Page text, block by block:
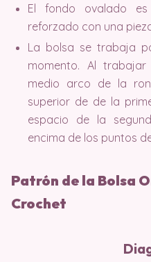
El fondo ovalado
reforzado con una
La bolsa se trabaja
momento. Al
medio arco de la
superior de de la
espacio de la
encima de los puntos
Patrón de la Bolsa
Crochet